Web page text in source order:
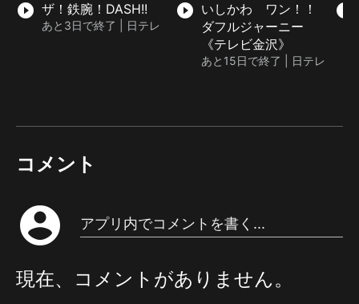
play_circle_filled ザ！鉄腕！DASH!!
あと3日で終了 | 日テレ
play_circle_filled いしかわ ワン！！
ダフルジャーニー
《テレビ金沢》
あと15日で終了 | 日テレ
play_circle_filled
コメント
account_circle アプリ内でコメントを書く...
現在、コメントがありません。